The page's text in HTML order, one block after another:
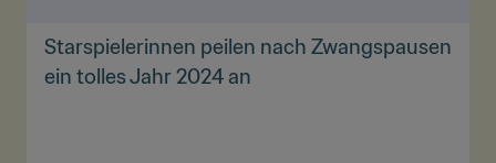
Starspielerinnen peilen nach Zwangspausen
ein tolles Jahr 2024 an